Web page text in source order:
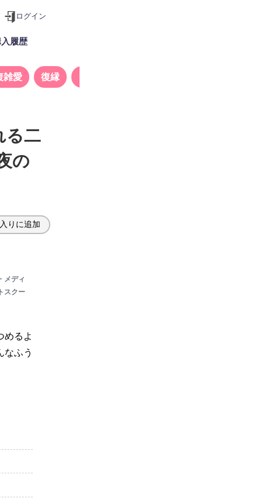
ログイン
入履歴
雑愛 復縁
る二
の
りに追加
メディ
スクー
めるよ
なふう